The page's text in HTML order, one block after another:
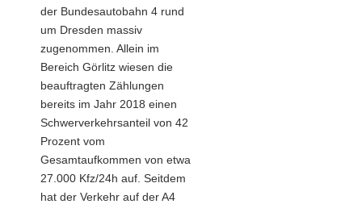
der Bundesautobahn 4 rund
um Dresden massiv
zugenommen. Allein im
Bereich Görlitz wiesen die
beauftragten Zählungen
bereits im Jahr 2018 einen
Schwerverkehrsanteil von 42
Prozent vom
Gesamtaufkommen von etwa
27.000 Kfz/24h auf. Seitdem
hat der Verkehr auf der A4